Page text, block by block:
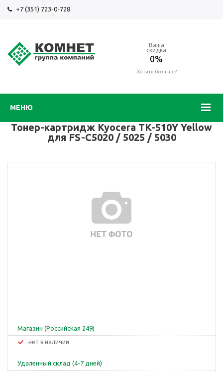
+7 (351) 723-0-728
МЕНЮ
Ваша
скидка
0%
Хотите больше?
Тонер-картридж Kyocera TK-510Y Yellow
для FS-C5020 / 5025 / 5030
Магазин (Российская 249)
Нет в наличии
Удаленный склад (4-7 дней)